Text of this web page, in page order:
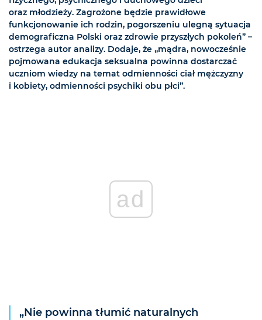
oraz młodzieży. Zagrożone będzie prawidłowe
funkcjonowanie ich rodzin, pogorszeniu ulegną sytuacja
demograficzna Polski oraz zdrowie przyszłych pokoleń” –
ostrzega autor analizy. Dodaje, że „mądra, nowocześnie
pojmowana edukacja seksualna powinna dostarczać
uczniom wiedzy na temat odmienności ciał mężczyzny
i kobiety, odmienności psychiki obu płci”.
ad
„Nie powinna tłumić naturalnych